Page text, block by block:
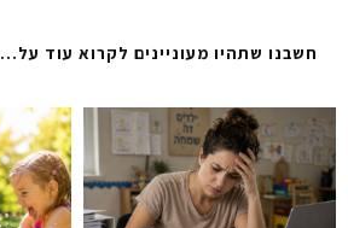
חשבנו שתהיו מעוניינים לקרוא עוד על...